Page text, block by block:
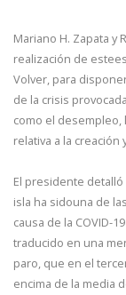
Mariano H. Zapata y
realización de
Volver, para
de la crisis
como el desempleo,
relativa a la
El presidente
isla ha sidouna de
causa de la COVID-
traducido en una
paro, que en el
encima de la media